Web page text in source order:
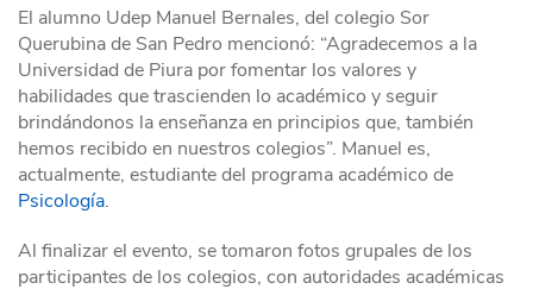
El alumno Udep Manuel Bernales, del colegio Sor
Querubina de San Pedro mencionó: “Agradecemos a la
Universidad de Piura por fomentar los valores y
habilidades que trascienden lo académico y seguir
brindándonos la enseñanza en principios que, también
hemos recibido en nuestros colegios”. Manuel es,
actualmente, estudiante del programa académico de
Psicología.
Al finalizar el evento, se tomaron fotos grupales de los
participantes de los colegios, con autoridades académicas